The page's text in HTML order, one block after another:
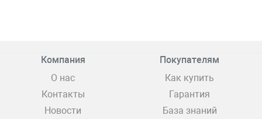
Компания
О нас
Контакты
Новости
Покупателям
Как купить
Гарантия
База знаний